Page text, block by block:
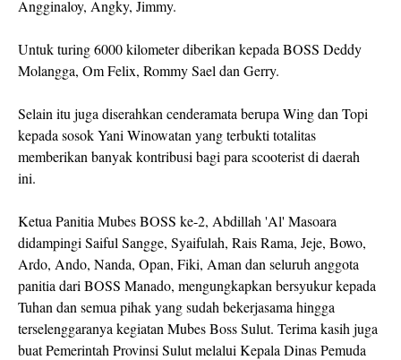
Angginaloy, Angky, Jimmy.
Untuk turing 6000 kilometer diberikan kepada BOSS Deddy
Molangga, Om Felix, Rommy Sael dan Gerry.
Selain itu juga diserahkan cenderamata berupa Wing dan Topi
kepada sosok Yani Winowatan yang terbukti totalitas
memberikan banyak kontribusi bagi para scooterist di daerah
ini.
Ketua Panitia Mubes BOSS ke-2, Abdillah 'Al' Masoara
didampingi Saiful Sangge, Syaifulah, Rais Rama, Jeje, Bowo,
Ardo, Ando, Nanda, Opan, Fiki, Aman dan seluruh anggota
panitia dari BOSS Manado, mengungkapkan bersyukur kepada
Tuhan dan semua pihak yang sudah bekerjasama hingga
terselenggaranya kegiatan Mubes Boss Sulut. Terima kasih juga
buat Pemerintah Provinsi Sulut melalui Kepala Dinas Pemuda